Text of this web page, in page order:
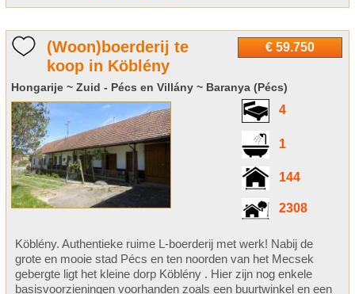
€ 59.750
(Woon)boerderij te
koop in Köblény
Hongarije ~ Zuid - Pécs en Villány ~ Baranya (Pécs)
4
1
144
2308
Köblény. Authentieke ruime L-boerderij met werk! Nabij de
grote en mooie stad Pécs en ten noorden van het Mecsek
gebergte ligt het kleine dorp Köblény . Hier zijn nog enkele
basisvoorzieningen voorhanden zoals een buurtwinkel en een